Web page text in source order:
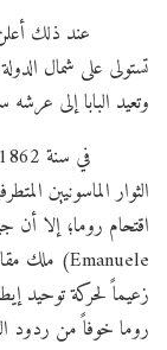
عند ذلك أعلن
تستولى على شمال
وتعيد البابا إلى عرشه سنة
الثوار الماسونيين
زعيماً لحركة توحيد
روما خوفاً من ردود